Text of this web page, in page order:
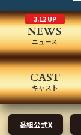
NEWS
ニュース
3.12 UP
CAST
キャスト
番組公式X